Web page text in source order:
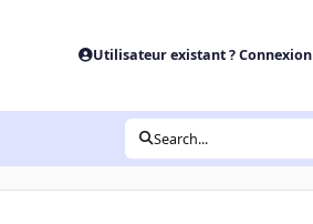
Utilisateur existant ? Connexion
Search...